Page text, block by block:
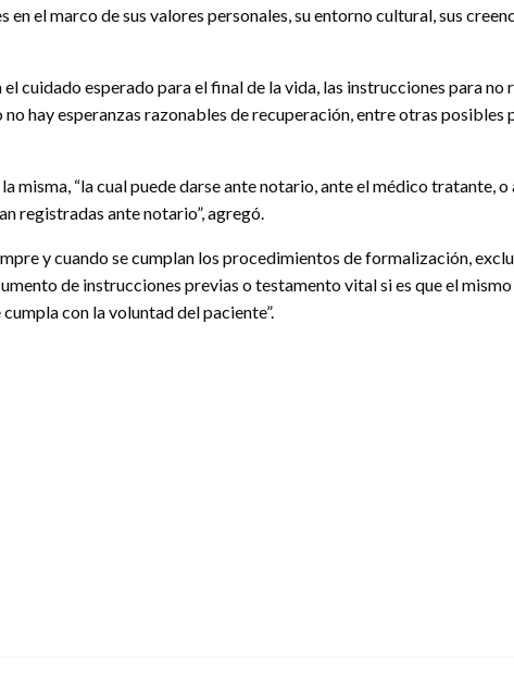
el marco de sus valores personales, su entorno cultural, sus
cuidado esperado para el final de la vida, las instrucciones para no
hay esperanzas razonables de recuperación, entre otras posibles
“la cual puede darse ante notario, ante el médico tratante,
registradas ante notario”, agregó.
y cuando se cumplan los procedimientos de formalización,
de instrucciones previas o testamento vital si es que el mismo
con la voluntad del paciente”.